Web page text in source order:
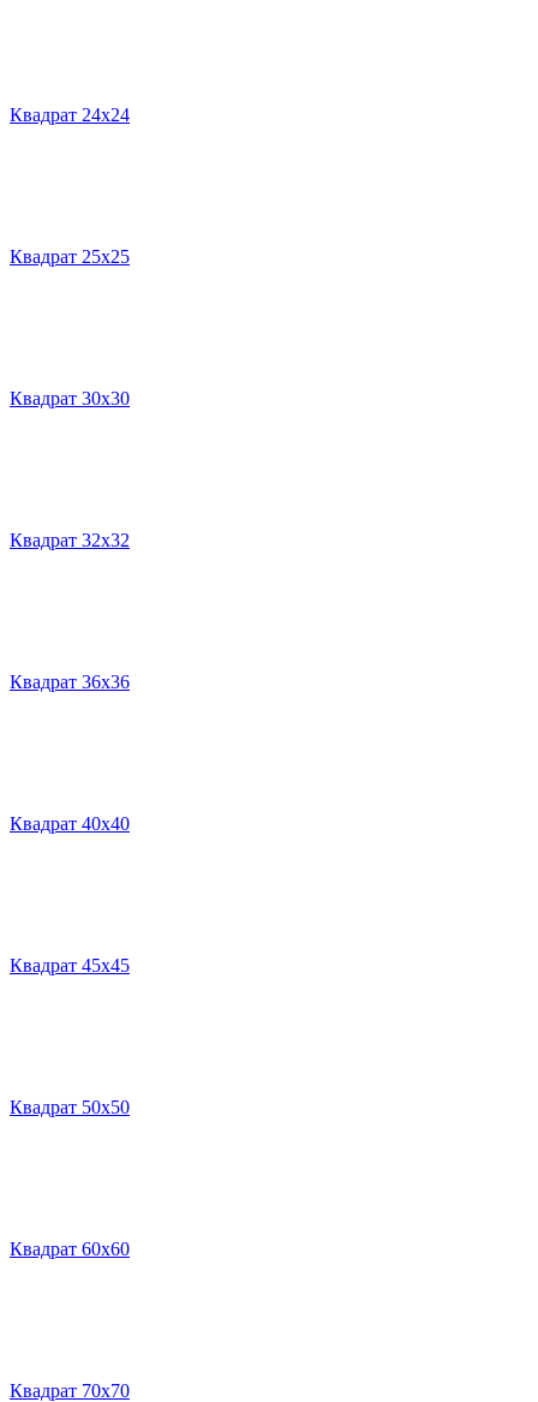
Квадрат 24х24
Квадрат 25х25
Квадрат 30х30
Квадрат 32х32
Квадрат 36х36
Квадрат 40х40
Квадрат 45х45
Квадрат 50х50
Квадрат 60х60
Квадрат 70х70